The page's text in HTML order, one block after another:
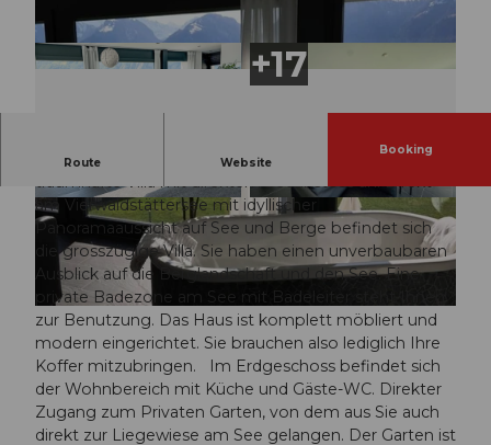
© swisshotel
© swisshotel © swisshotel
Route Website
Booking
Wir bieten in Sisikon eine touristisch bewirtschaftete,
traumhafte Villa mit direktem Seeanstoss an! Direkt
am Vierwaldstättersee mit idyllischer
Panoramaaussicht auf See und Berge befindet sich
die grosszügige Villa. Sie haben einen unverbaubaren
Ausblick auf die Berglandschaft und den See. Eine
private Badezone am See mit Badeleiter steht Ihnen
zur Benutzung. Das Haus ist komplett möbliert und
modern eingerichtet. Sie brauchen also lediglich Ihre
Koffer mitzubringen. Im Erdgeschoss befindet sich
der Wohnbereich mit Küche und Gäste-WC. Direkter
Zugang zum Privaten Garten, von dem aus Sie auch
direkt zur Liegewiese am See gelangen. Der Garten ist